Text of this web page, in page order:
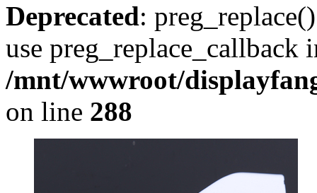
Deprecated:
use preg_replace_callback
/mnt/wwwroot/
on line 288